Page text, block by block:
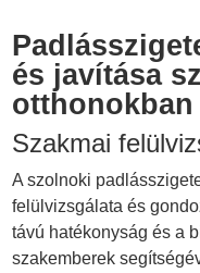
és javítása
otthonokban
Szakmai
A szolnoki
felülvizsgálata és
távú hatékonyság és a
szakemberek